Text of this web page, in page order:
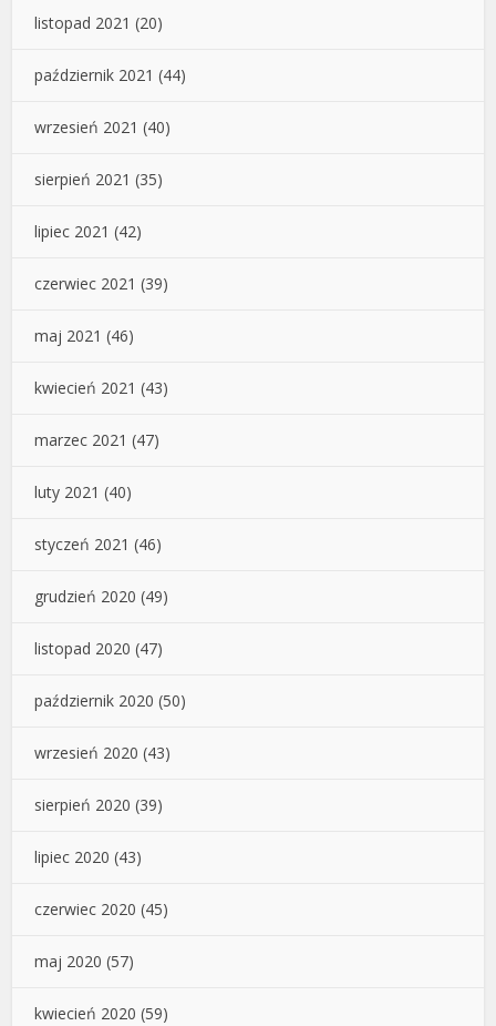
listopad 2021 (20)
październik 2021 (44)
wrzesień 2021 (40)
sierpień 2021 (35)
lipiec 2021 (42)
czerwiec 2021 (39)
maj 2021 (46)
kwiecień 2021 (43)
marzec 2021 (47)
luty 2021 (40)
styczeń 2021 (46)
grudzień 2020 (49)
listopad 2020 (47)
październik 2020 (50)
wrzesień 2020 (43)
sierpień 2020 (39)
lipiec 2020 (43)
czerwiec 2020 (45)
maj 2020 (57)
kwiecień 2020 (59)